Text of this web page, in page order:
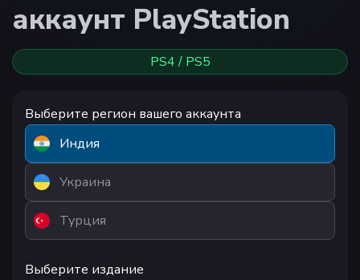
аккаунт PlayStation
PS4 / PS5
Выберите регион вашего аккаунта
Индия
Украина
Турция
Выберите издание